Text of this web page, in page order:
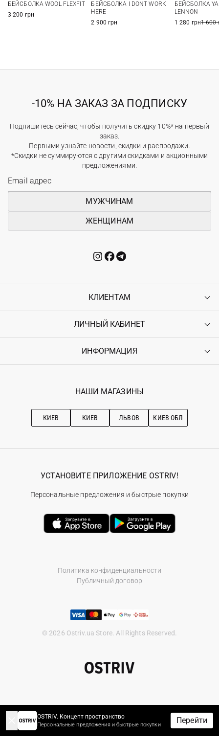
БЕЙСБОЛКА WOOL FLEXFIT
3 200 грн
БЕЙСБОЛКА I DONT WORK
HERE
2 900 грн
БЕЙСБОЛКА
LENNON
1 280 грн1 600
-10% НА ЗАКАЗ ЗА ПОДПИСКУ
Подпишитесь сейчас, чтобы получить скидку 10%* на первый
заказ.
Первыми узнайте новости, скидки и распродажи.
*Скидки не суммируются с другими скидками и акционными
предложениями.
МУЖЧИНАМ
ЖЕНЩИНАМ
КЛИЕНТАМ
Контакты
Возврат
Гарантия
ЛИЧНЫЙ КАБИНЕТ
Войти
Ostriv Club+
ИНФОРМАЦИЯ
Наши магазини
Рекомендации по уходу
НАШИ МАГАЗИНЫ
КИЕВ КИЕВ ЛЬВОВ КИЕВ ОБЛ
Политика конфиденциальности
Публичный договор
© 2026 Ostriv.ua Store. All Rights Reserved.
УСТАНОВИТЕ ПРИЛОЖЕНИЕ OSTRIV!
Персональные предложения и быстрые покупки
OSTRIV. Концепт пространство
Персональные предложения и быстрые покупки Перейти